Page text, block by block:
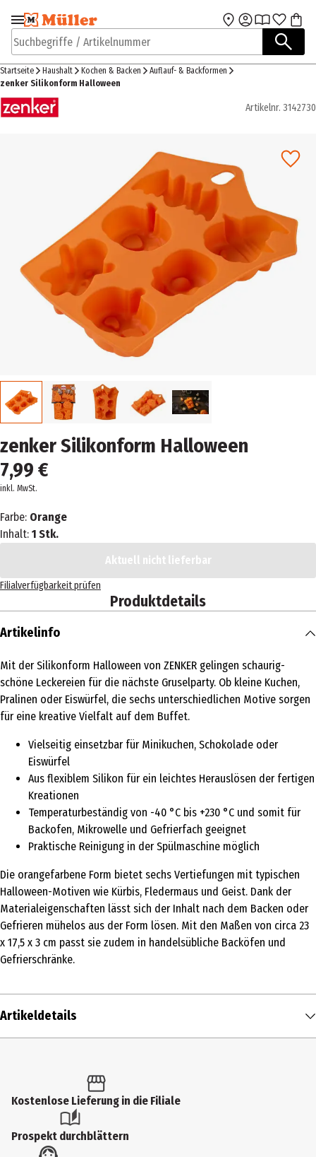
Zur Navigation
springen
Zum Hauptinhalt
Suchbegriffe / Artikelnummer
Startseite Haushalt Kochen & Backen
Auflauf- & Backformen
zenker Silikonform Halloween
Artikelnr. 3142730
zenker Silikonform Halloween
7,99 €
inkl. MwSt.
Farbe: Orange
Inhalt: 1 Stk.
Aktuell nicht lieferbar
Filialverfügbarkeit prüfen
Produktdetails
Artikelinfo
Mit der Silikonform Halloween von ZENKER gelingen schaurig-
schöne Leckereien für die nächste Gruselparty. Ob kleine Kuchen,
Pralinen oder Eiswürfel, die sechs unterschiedlichen Motive sorgen
für eine kreative Vielfalt auf dem Buffet.
Vielseitig einsetzbar für Minikuchen, Schokolade oder
Eiswürfel
Aus flexiblem Silikon für ein leichtes Herauslösen der fertigen
Kreationen
Temperaturbeständig von -40 °C bis +230 °C und somit für
Backofen, Mikrowelle und Gefrierfach geeignet
Praktische Reinigung in der Spülmaschine möglich
Die orangefarbene Form bietet sechs Vertiefungen mit typischen
Halloween-Motiven wie Kürbis, Fledermaus und Geist. Dank der
Materialeigenschaften lässt sich der Inhalt nach dem Backen oder
Gefrieren mühelos aus der Form lösen. Mit den Maßen von circa 23
x 17,5 x 3 cm passt sie zudem in handelsübliche Backöfen und
Gefrierschränke.
Artikeldetails
Produkttyp
Kostenlose Lieferung in die Filiale
Prospekt durchblättern